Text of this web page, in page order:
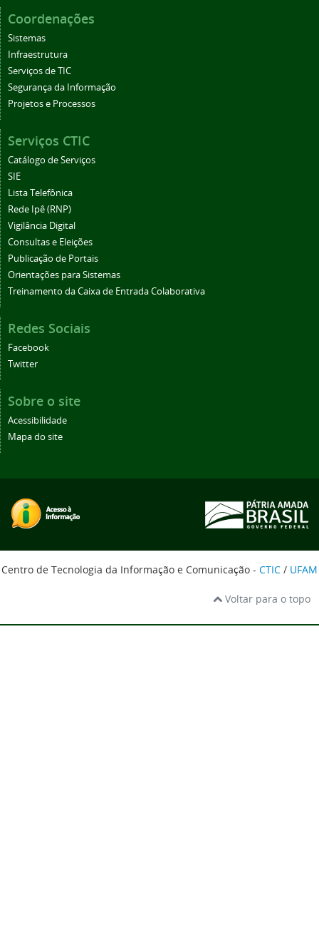
Coordenações
Sistemas
Infraestrutura
Serviços de TIC
Segurança da Informação
Projetos e Processos
Serviços CTIC
Catálogo de Serviços
SIE
Lista Telefônica
Rede Ipê (RNP)
Vigilância Digital
Consultas e Eleições
Publicação de Portais
Orientações para Sistemas
Treinamento da Caixa de Entrada Colaborativa
Redes Sociais
Facebook
Twitter
Sobre o site
Acessibilidade
Mapa do site
Centro de Tecnologia da Informação e Comunicação - CTIC / UFAM
Voltar para o topo